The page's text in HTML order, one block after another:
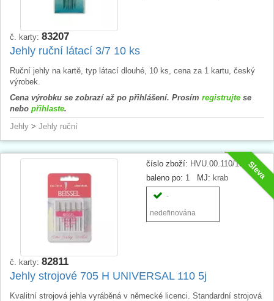
č. karty: 83207
Jehly ruční látací 3/7 10 ks
Ruční jehly na kartě, typ látací dlouhé, 10 ks, cena za 1 kartu, český
výrobek.
Cena výrobku se zobrazí až po přihlášení. Prosím registrujte se
nebo přihlaste.
Jehly > Jehly ruční
Sleva
číslo zboží: HVU.00.110/18
baleno po: 1 MJ: krab
-
nedefinována
č. karty: 82811
Jehly strojové 705 H UNIVERSAL 110 5j
Kvalitní strojová jehla vyráběná v německé licenci. Standardní strojová